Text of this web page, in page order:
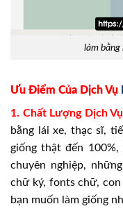
làm
Ưu Điểm Của Dịch Vụ
1. Chất Lượng Dịch
bằng lái xe, thạc sĩ,
giống thật đến
chuyên nghiệp,
chữ ký, fonts chữ,
bạn muốn làm giống